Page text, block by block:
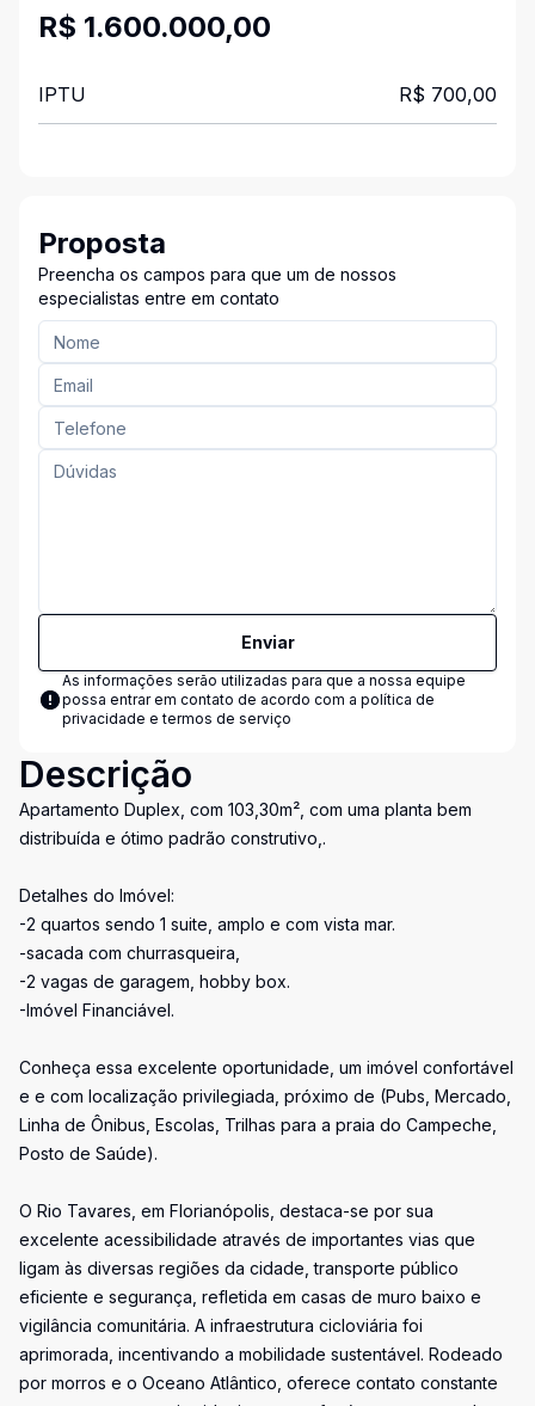
R$ 1.600.000,00
IPTU R$ 700,00
Proposta
Preencha os campos para que um de nossos
especialistas entre em contato
Enviar
As informações serão utilizadas para que a nossa equipe
possa entrar em contato de acordo com a política de
privacidade e termos de serviço
Descrição
Apartamento Duplex, com 103,30m², com uma planta bem
distribuída e ótimo padrão construtivo,.
Detalhes do Imóvel:
-2 quartos sendo 1 suite, amplo e com vista mar.
-sacada com churrasqueira,
-2 vagas de garagem, hobby box.
-Imóvel Financiável.
Conheça essa excelente oportunidade, um imóvel confortável
e e com localização privilegiada, próximo de (Pubs, Mercado,
Linha de Ônibus, Escolas, Trilhas para a praia do Campeche,
Posto de Saúde).
O Rio Tavares, em Florianópolis, destaca-se por sua
excelente acessibilidade através de importantes vias que
ligam às diversas regiões da cidade, transporte público
eficiente e segurança, refletida em casas de muro baixo e
vigilância comunitária. A infraestrutura cicloviária foi
aprimorada, incentivando a mobilidade sustentável. Rodeado
por morros e o Oceano Atlântico, oferece contato constante